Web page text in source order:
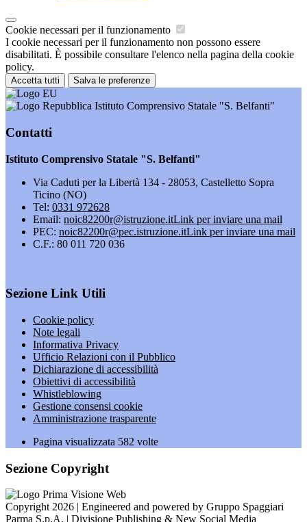
Cookie necessari per il funzionamento
I cookie necessari per il funzionamento non possono essere
disabilitati. È possibile consultare l'elenco nella pagina della cookie
policy.
Accetta tutti Salva le preferenze
Istituto Comprensivo Statale "S. Belfanti"
Contatti
Istituto Comprensivo Statale "S. Belfanti"
Via Caduti per la Libertà 134 - 28053, Castelletto Sopra
Ticino (NO)
Tel: 0331 972628
Email: noic82200r@istruzione.itLink per inviare una mail
PEC: noic82200r@pec.istruzione.itLink per inviare una mail
C.F.: 80 011 720 036
Sezione Link Utili
Cookie policy
Note legali
Informativa Privacy
Ufficio Relazioni con il Pubblico
Dichiarazione di accessibilità
Obiettivi di accessibilità
Whistleblowing
Gestione consensi cookie
Amministrazione trasparente
Pagina visualizzata 582 volte
Sezione Copyright
Copyright 2026 | Engineered and powered by Gruppo Spaggiari
Parma S.p.A. | Divisione Publishing & New Social Media